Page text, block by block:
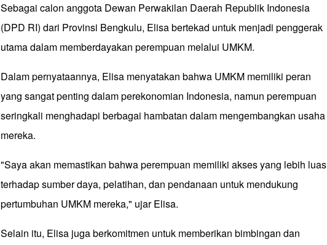
Sebagai calon anggota Dewan Perwakilan Daerah Republik Indonesia
(DPD RI) dari Provinsi Bengkulu, Elisa bertekad untuk menjadi penggerak
utama dalam memberdayakan perempuan melalui UMKM.
Dalam pernyataannya, Elisa menyatakan bahwa UMKM memiliki peran
yang sangat penting dalam perekonomian Indonesia, namun perempuan
seringkali menghadapi berbagai hambatan dalam mengembangkan usaha
mereka.
"Saya akan memastikan bahwa perempuan memiliki akses yang lebih luas
terhadap sumber daya, pelatihan, dan pendanaan untuk mendukung
pertumbuhan UMKM mereka," ujar Elisa.
Selain itu, Elisa juga berkomitmen untuk memberikan bimbingan dan